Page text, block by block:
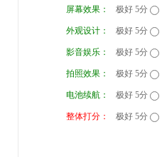
屏幕效果： 极好 5分
外观设计： 极好 5分
影音娱乐： 极好 5分
拍照效果： 极好 5分
电池续航： 极好 5分
整体打分： 极好 5分